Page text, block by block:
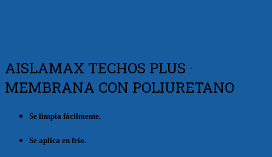
AISLAMAX TECHOS PLUS ·
MEMBRANA CON POLIURETANO
Se limpia fácilmente.
Se aplica en frío.